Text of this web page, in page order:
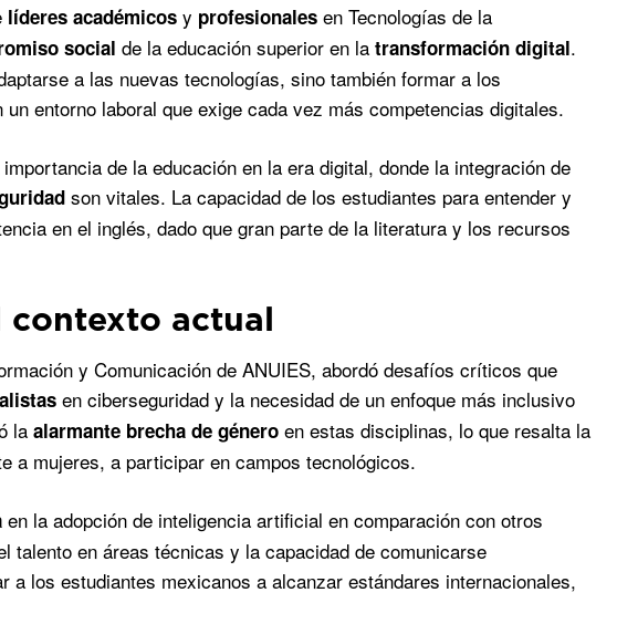
líderes académicos y profesionales en Tecnologías de la
social de la educación superior en la transformación digital.
a las nuevas tecnologías, sino también formar a los
entorno laboral que exige cada vez más competencias digitales.
de la educación en la era digital, donde la integración de
son vitales. La capacidad de los estudiantes para entender y
en el inglés, dado que gran parte de la literatura y los recursos
contexto actual
y Comunicación de ANUIES, abordó desafíos críticos que
en ciberseguridad y la necesidad de un enfoque más inclusivo
la alarmante brecha de género en estas disciplinas, lo que resalta la
a mujeres, a participar en campos tecnológicos.
en la adopción de inteligencia artificial en comparación con otros
talento en áreas técnicas y la capacidad de comunicarse
los estudiantes mexicanos a alcanzar estándares internacionales,